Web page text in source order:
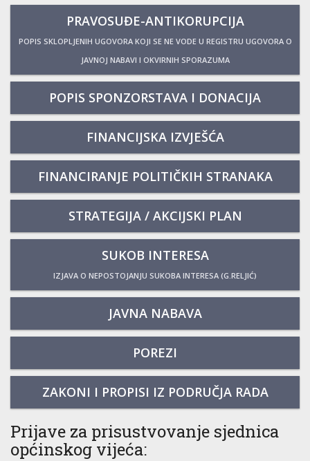
PRAVOSUĐE-ANTIKORUPCIJA
POPIS SKLOPLJENIH UGOVORA KOJI SE NE VODE U REGISTRU UGOVORA O
JAVNOJ NABAVI I OKVIRNIH SPORAZUMA
POPIS SPONZORSTAVA I DONACIJA
FINANCIJSKA IZVJEŠĆA
FINANCIRANJE POLITIČKIH STRANAKA
STRATEGIJA / AKCIJSKI PLAN
SUKOB INTERESA
IZJAVA O NEPOSTOJANJU SUKOBA INTERESA (G.RELJIĆ)
JAVNA NABAVA
POREZI
ZAKONI I PROPISI IZ PODRUČJA RADA
Prijave za prisustvovanje sjednica
općinskog vijeća: